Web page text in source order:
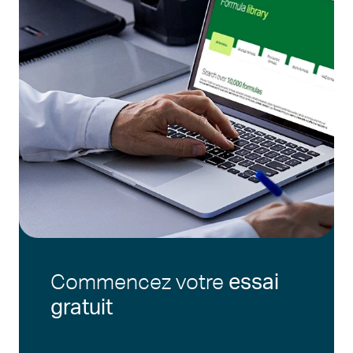
Commencez votre essai
gratuit